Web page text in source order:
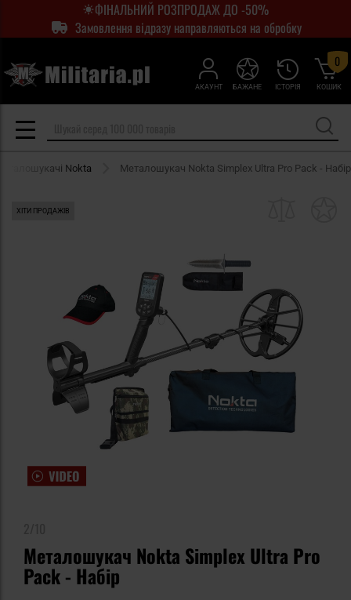
ФІНАЛЬНИЙ РОЗПРОДАЖ ДО -50%
Замовлення відразу направляються на обробку
АКАУНТ ІСТОРІЯ
БАЖАНЕ КОШИК
0
Nokta Металошукач Nokta Simplex Ultra Pro Pack - Набір
ХІТИ ПРОДАЖІВ
Металошукач Nokta Simplex Ultra Pro
Pack - Набір